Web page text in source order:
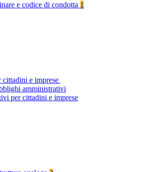
e codice di condotta 1
e imprese
amministrativi
per cittadini e imprese